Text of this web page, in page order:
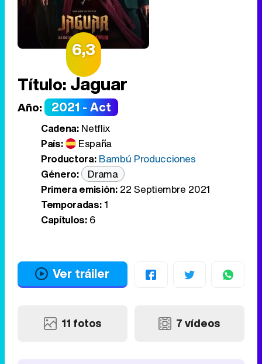
6,3
Título:Jaguar
Año: 2021 - Act
Cadena:Netflix
País:
España
Productora: Bambú Producciones
Género:
Drama
Primera emisión:22 Septiembre 2021
Temporadas:1
Capítulos:6
Ver tráiler
11 fotos 7 vídeos